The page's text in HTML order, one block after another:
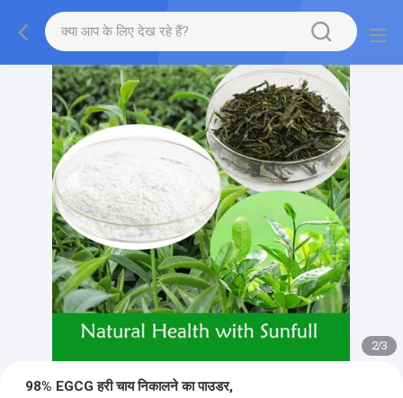
2/3
98% EGCG हरी चाय निकालने का पाउडर,